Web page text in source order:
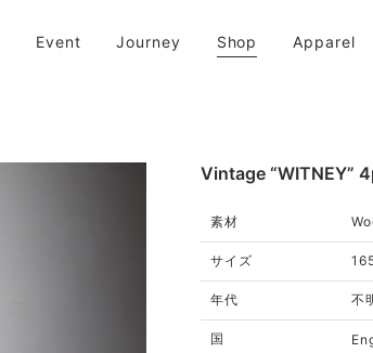
Event Journey Shop Apparel
Vintage “WITNEY”
素材
サイズ
年代 不
国